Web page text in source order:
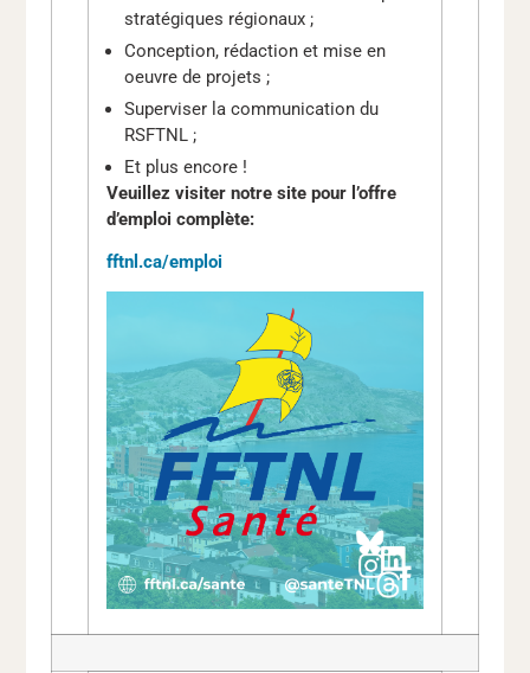
stratégiques régionaux ;
Conception, rédaction et mise en
oeuvre de projets ;
Superviser la communication du
RSFTNL ;
Et plus encore !
Veuillez visiter notre site pour l’offre
d’emploi complète:
fftnl.ca/emploi